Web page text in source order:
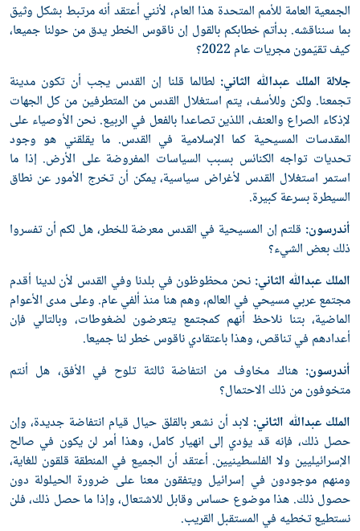
الجمعية العامة للأمم المتحدة هذا العام، لأنني أعتقد أنه مرتبط بشكل وثيق
بما سنناقشه. بدأتم خطابكم بالقول إن ناقوس الخطر يدق من حولنا جميعا،
كيف تقيّمون مجريات عام 2022؟
جلالة الملك عبدﷲ الثاني:لطالما قلنا إن القدس يجب أن تكون مدينة
تجمعنا. ولكن وللأسف، يتم استغلال القدس من المتطرفين من كل الجهات
لإذكاء الصراع والعنف، اللذين تصاعدا بالفعل في الربيع. نحن الأوصياء على
المقدسات المسيحية كما الإسلامية في القدس. ما يقلقني هو وجود
تحديات تواجه الكنائس بسبب السياسات المفروضة على الأرض. إذا ما
استمر استغلال القدس لأغراض سياسية، يمكن أن تخرج الأمور عن نطاق
السيطرة بسرعة كبيرة.
أندرسون: قلتم إن المسيحية في القدس معرضة للخطر، هل لكم أن تفسروا
ذلك بعض الشيء؟
الملك عبدﷲ الثاني: نحن محظوظون في بلدنا وفي القدس لأن لدينا أقدم
مجتمع عربي مسيحي في العالم، وهم هنا منذ ألفي عام. وعلى مدى الأعوام
الماضية، بتنا نلاحظ أنهم كمجتمع يتعرضون لضغوطات، وبالتالي فإن
أعدادهم في تناقص، وهذا باعتقادي ناقوس خطر لنا جميعا.
أندرسون:هناك مخاوف من انتفاضة ثالثة تلوح في الأفق، هل أنتم
متخوفون من ذلك الاحتمال؟
الملك عبدﷲ الثاني: لابد أن نشعر بالقلق حيال قيام انتفاضة جديدة، وإن
حصل ذلك، فإنه قد يؤدي إلى انهيار كامل، وهذا أمر لن يكون في صالح
الإسرائيليين ولا الفلسطينيين. أعتقد أن الجميع في المنطقة قلقون للغاية،
ومنهم موجودون في إسرائيل ويتفقون معنا على ضرورة الحيلولة دون
حصول ذلك. هذا موضوع حساس وقابل للاشتعال، وإذا ما حصل ذلك، فلن
نستطيع تخطيه في المستقبل القريب.